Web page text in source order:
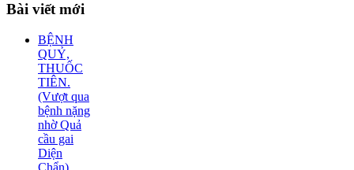
Bài viết mới
BỆNH
QUỶ,
THUỐC
TIÊN.
(Vượt qua
bệnh nặng
nhờ Quả
cầu gai
Diện